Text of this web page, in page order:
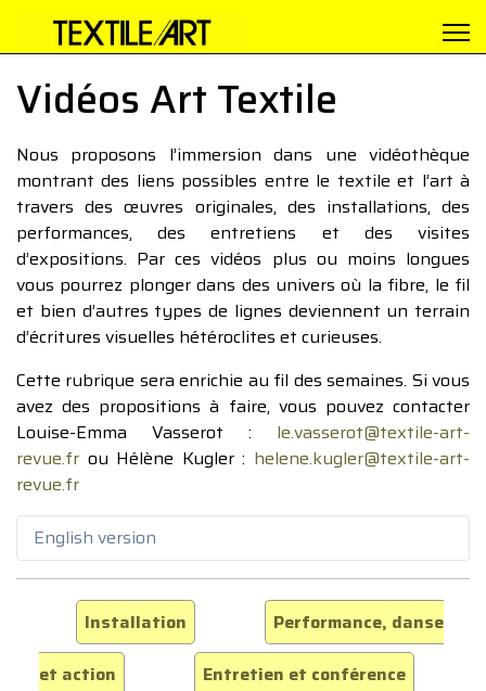
Vidéos Art Textile
Nous proposons l’immersion dans une vidéothèque
montrant des liens possibles entre le textile et l’art à
travers des œuvres originales, des installations, des
performances, des entretiens et des visites
d’expositions. Par ces vidéos plus ou moins longues
vous pourrez plonger dans des univers où la fibre, le fil
et bien d’autres types de lignes deviennent un terrain
d’écritures visuelles hétéroclites et curieuses.
Cette rubrique sera enrichie au fil des semaines. Si vous
avez des propositions à faire, vous pouvez contacter
Louise-Emma Vasserot : le.vasserot@textile-art-
revue.fr ou Hélène Kugler : helene.kugler@textile-art-
revue.fr
English version
Installation
Performance, danse
et action
Entretien et conférence